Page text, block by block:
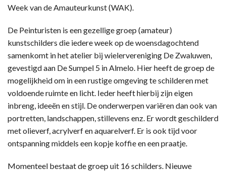
Week van de Amauteurkunst (WAK).
De Peinturisten is een gezellige groep (amateur)
kunstschilders die iedere week op de woensdagochtend
samenkomt in het atelier bij wielervereniging De Zwaluwen,
gevestigd aan De Sumpel 5 in Almelo. Hier heeft de groep de
mogelijkheid om in een rustige omgeving te schilderen met
voldoende ruimte en licht. Ieder heeft hierbij zijn eigen
inbreng, ideeën en stijl. De onderwerpen variëren dan ook van
portretten, landschappen, stillevens enz. Er wordt geschilderd
met olieverf, acrylverf en aquarelverf. Er is ook tijd voor
ontspanning middels een kopje koffie en een praatje.
Momenteel bestaat de groep uit 16 schilders. Nieuwe